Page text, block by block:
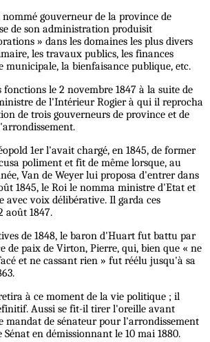
gouverneur de la province de
de son administration produisit
» dans les domaines les plus divers
les travaux publics, les finances
municipale, la bienfaisance publique, etc.
fonctions le 2 novembre 1847 à la suite de
de l'Intérieur Rogier à qui il reprocha
de trois gouverneurs de province et de
1er l'avait chargé, en 1845, de former
poliment et fit de même lorsque, au
Van de Weyer lui proposa d'entrer dans
1845, le Roi le nomma ministre d'Etat et
avec voix délibérative. Il garda ces
août 1847.
de 1848, le baron d'Huart fut battu par
de paix de Virton, Pierre, qui, bien que « ne
et ne cassant rien » fut réélu jusqu'à sa
à ce moment de la vie politique ; il
Aussi se fit-il tirer l'oreille avant
mandat de sénateur pour l'arrondissement
en démissionnant le 10 mai 1880.